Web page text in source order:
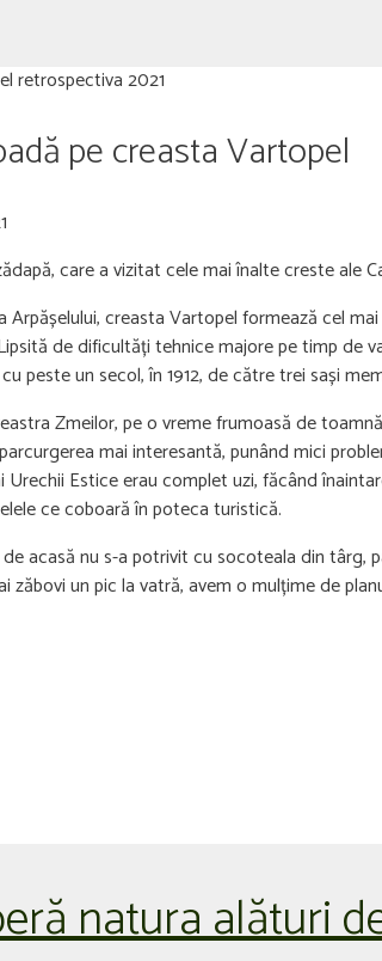
pe creasta Vartopel
care a vizitat cele mai înalte creste ale
Arpășelului, creasta Vartopel formează cel
de dificultăți tehnice majore pe timp de
peste un secol, în 1912, de către trei sași
Zmeilor, pe o vreme frumoasă de
mai interesantă, punând mici
Urechii Estice erau complet uzi, făcând
ce coboară în poteca turistică.
acasă nu s-a potrivit cu socoteala din
zăbovi un pic la vatră, avem o mulțime de
natura alături